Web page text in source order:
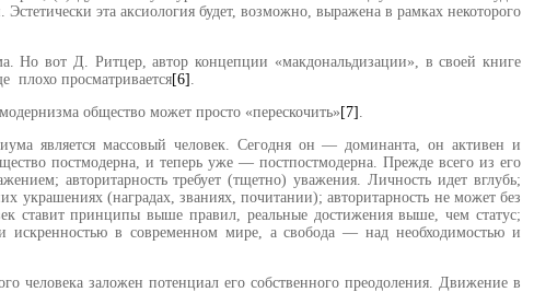
эта аксиология будет, возможно, выражена в рамках не­которого
Но вот Д. Ритцер, автор концепции «макдональдизации», в своей кни­ге
плохо просматривается[6] .
общество может просто «перескочить» [7] .
является массовый человек. Сегодня он — до­минанта, он активен и
постмодерна, и теперь уже — постпостмодерна. Пре­жде всего из его
авторитарность требует (тщетно) уважения. Личность идет вглубь;
(наградах, званиях, по­читании); авторитарность не может без
ставит принципы выше правил, реальные достижения выше, чем статус;
искренностью в со­временном мире, а свобода — над не­обходимостью и
человека заложен потенциал его соб­ственного преодоления. Движение в